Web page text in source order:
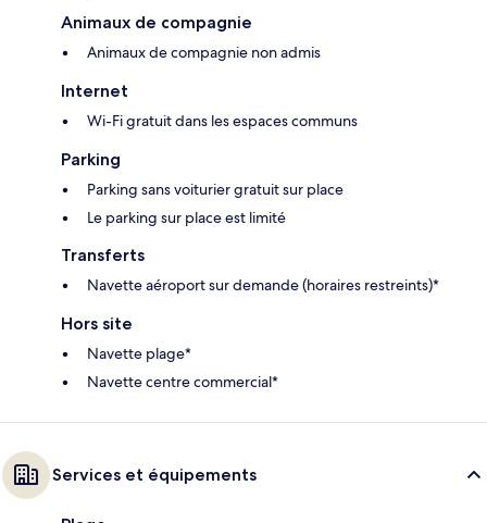
Animaux de compagnie
Animaux de compagnie non admis
Internet
Wi-Fi gratuit dans les espaces communs
Parking
Parking sans voiturier gratuit sur place
Le parking sur place est limité
Transferts
Navette aéroport sur demande (horaires restreints)*
Hors site
Navette plage*
Navette centre commercial*
Services et équipements